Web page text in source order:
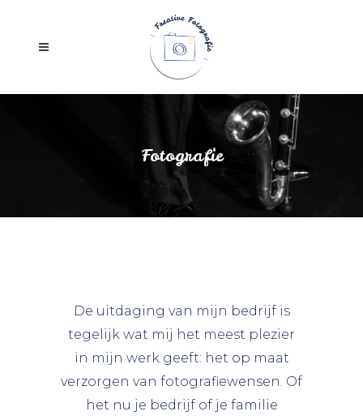
Fotografie
De uitdaging van mijn bedrijf is
tegelijk wat mij het meest plezier
in mijn werk geeft: het op maat
verzorgen van fotografiewensen. Of
het nu je bedrijf of je familie